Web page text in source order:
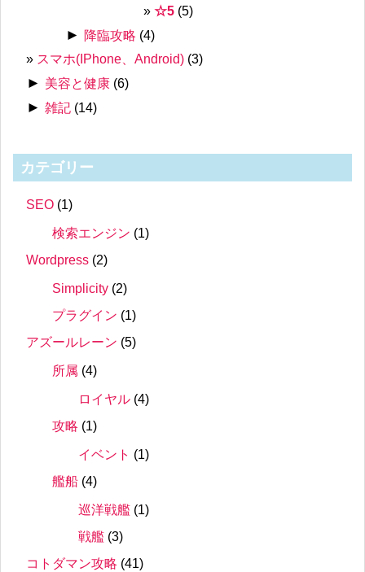
☆5 (5)
► 降臨攻略 (4)
スマホ(IPhone、Android) (3)
► 美容と健康 (6)
► 雑記 (14)
カテゴリー
SEO (1)
検索エンジン (1)
Wordpress (2)
Simplicity (2)
プラグイン (1)
アズールレーン (5)
所属 (4)
ロイヤル (4)
攻略 (1)
イベント (1)
艦船 (4)
巡洋戦艦 (1)
戦艦 (3)
コトダマン攻略 (41)